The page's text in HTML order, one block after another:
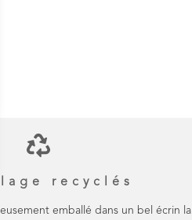
recyclés
emballé dans un bel écrin la